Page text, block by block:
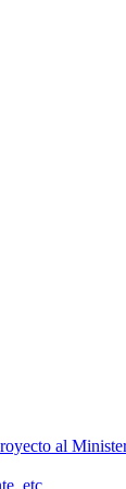
al
etc